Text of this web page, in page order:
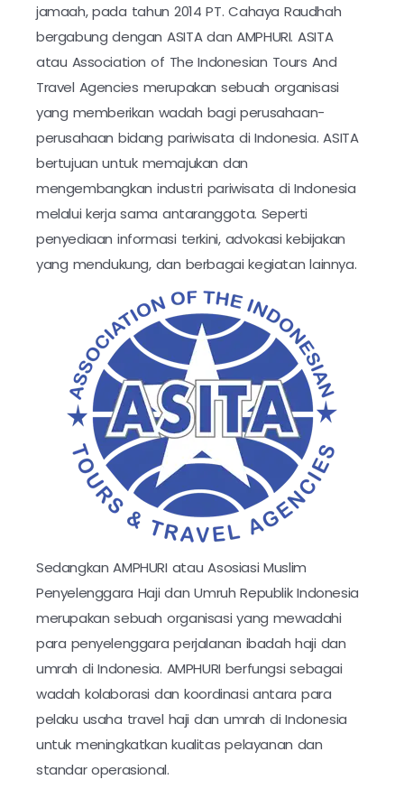
jamaah, pada tahun 2014 PT. Cahaya Raudhah
bergabung dengan ASITA dan AMPHURI. ASITA
atau Association of The Indonesian Tours And
Travel Agencies merupakan sebuah organisasi
yang memberikan wadah bagi perusahaan-
perusahaan bidang pariwisata di Indonesia. ASITA
bertujuan untuk memajukan dan
mengembangkan industri pariwisata di Indonesia
melalui kerja sama antaranggota. Seperti
penyediaan informasi terkini, advokasi kebijakan
yang mendukung, dan berbagai kegiatan lainnya.
Sedangkan AMPHURI atau Asosiasi Muslim
Penyelenggara Haji dan Umruh Republik Indonesia
merupakan sebuah organisasi yang mewadahi
para penyelenggara perjalanan ibadah haji dan
umrah di Indonesia. AMPHURI berfungsi sebagai
wadah kolaborasi dan koordinasi antara para
pelaku usaha travel haji dan umrah di Indonesia
untuk meningkatkan kualitas pelayanan dan
standar operasional.